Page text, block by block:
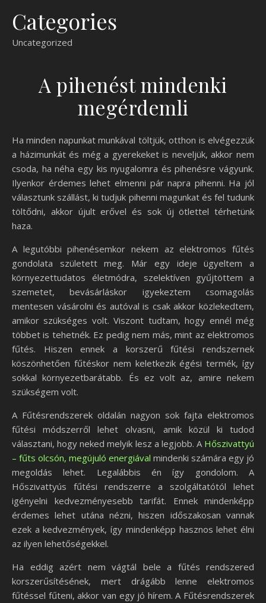
Categories
Uncategorized
A pihenést mindenki
megérdemli
Ha minden napunkat munkával töltjük, otthon is elvégezzük
a házimunkát és még a gyerekeket is neveljük, akkor nem
csoda, ha néha egy kis nyugalomra és pihenésre vágyunk.
Ilyenkor érdemes lehet elmenni pár napra pihenni. Ha jól
választunk szállást, ki tudjuk pihenni magunkat és fel tudunk
töltődni, akkor újult erővel és sok új ötlettel térhetünk
haza.
A legutóbbi pihenésemkor nekem az elektromos fűtés
gondolata született meg. Már egy ideje ügyeltem a
környezettudatos életmódra, szelektíven gyűjtöttem a
szemetet, bevásárláskor igyekeztem csomagolás
mentesen vásárolni és autóval is csak akkor közlekedtem,
amikor szükséges volt. Viszont tudtam, hogy ennél még
többet is tehetnék. Ez pedig nem más, mint az elektromos
fűtés. Hiszen ennek a korszerű fűtési rendszernek
köszönhetően fűtéskor nem keletkezik égési termék, így
sokkal környezetbarátabb. És ez volt az, amire nekem
szükségem volt.
A Fűtésrendszerek oldalán nagyon sok fajta elektromos
fűtési módszerről lehet olvasni, amik közül ki tudod
választani, hogy neked melyik lesz a legjobb. A Hőszivattyú
– fűts olcsón, megújuló energiával mindenki számára egy jó
megoldás lehet. Legalábbis én így gondolom. A
Hőszivattyús fűtési rendszerre a szolgáltatótól lehet
igényelni kedvezményesebb tarifát. Ennek mindenképp
érdemes lehet utána nézni, hiszen időszakosan vannak
ezek a kedvezmények, így mindenképp hasznos lehet élni
az ilyen lehetőségekkel.
Ha eddig azért nem vágtál bele a fűtés rendszered
korszerűsítésének, mert drágább lenne elektromos
fűtéssel fűteni, akkor van egy jó hírem. A Fűtésrendszerek